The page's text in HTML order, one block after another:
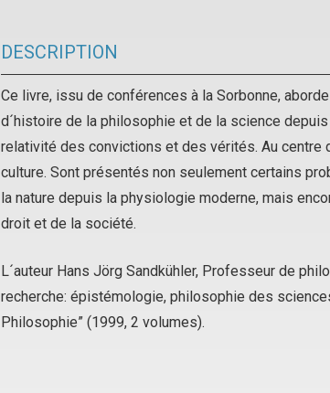
DESCRIPTION
Ce livre, issu de conférences à la Sorbonne,
d´histoire de la philosophie et de la science
relativité des convictions et des vérités. Au centre
culture. Sont présentés non seulement certains
la nature depuis la physiologie moderne, mais
droit et de la société.
L´auteur Hans Jörg Sandkühler, Professeur de
recherche: épistémologie, philosophie des
Philosophie” (1999, 2 volumes).